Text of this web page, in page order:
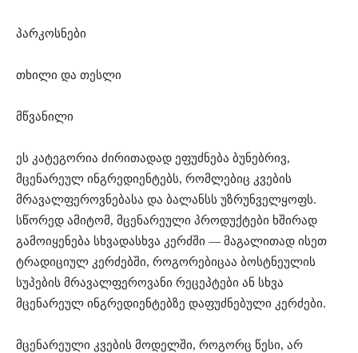
პარკოსნები
თხილი და თესლი
მწვანილი
ეს კატეგორია ძირითადად ეფუძნება ბუნებრივ,
მცენარეულ ინგრედიენტებს, რომლებიც კვების
მრავალფეროვნებასა და ბალანსს უზრუნველყოფს.
სწორედ ამიტომ, მცენარეული პროდუქტები ხშირად
გამოიყენება სხვადასხვა კერძში — მაგალითად ისეთ
ტრადიციულ კერძებში, როგორებიცაა ბოსტნეულის
სუპების მრავალფეროვანი რეცეპტები⁠ ან სხვა
მცენარეულ ინგრედიენტებზე დაფუძნებული კერძები.
მცენარეული კვების მოდელში, როგორც წესი, არ